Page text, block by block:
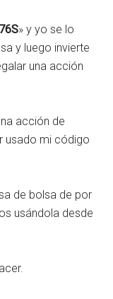
» y yo se lo
y luego invierte
una acción
acción de
usado mi código
de bolsa de por
usándola desde